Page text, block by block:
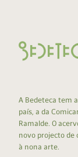
A Bedeteca tem
país, a da
Ramalde. O
novo projecto de
à nona arte.